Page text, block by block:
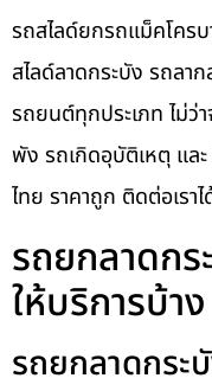
รถสไลด์ยกรถแม็คโคร
สไลด์ลาดกระบัง รถลา
รถยนต์ทุกประเภท ไม่ว่
พัง รถเกิดอุบัติเหตุ แล
ไทย ราคาถูก ติดต่อเรา
รถยกลาดกร
ให้บริการบ้าง
รถยกลาดกระ